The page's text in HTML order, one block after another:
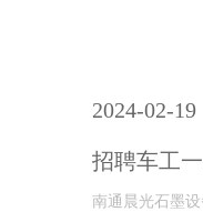
2024-02-19
招聘车工
南通晨光石墨设